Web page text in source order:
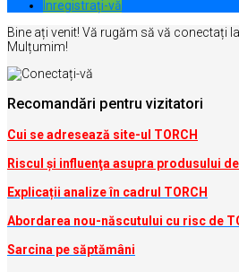
Inregistrați-vă
Bine ați venit! Vă rugăm să vă conectați
Mulțumim!
Recomandări pentru vizitatori
Cui se adresează site-ul TORCH
Riscul şi influenţa asupra produsului
Explicații analize în cadrul TORCH
Abordarea nou-născutului cu risc de
Sarcina pe săptămâni